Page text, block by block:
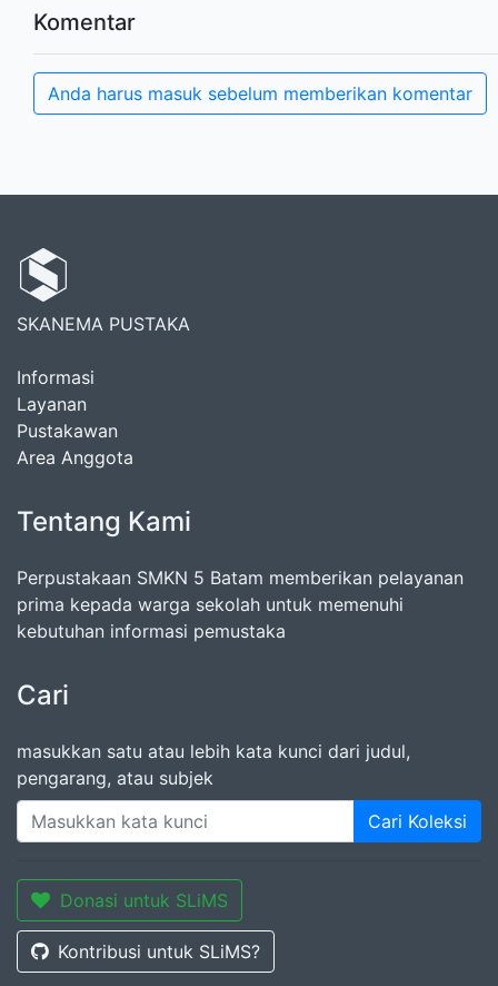
Komentar
Anda harus masuk sebelum memberikan komentar
SKANEMA PUSTAKA
Informasi
Layanan
Pustakawan
Area Anggota
Tentang Kami
Perpustakaan SMKN 5 Batam memberikan pelayanan
prima kepada warga sekolah untuk memenuhi
kebutuhan informasi pemustaka
Cari
masukkan satu atau lebih kata kunci dari judul,
pengarang, atau subjek
Cari Koleksi
Donasi untuk SLiMS
Kontribusi untuk SLiMS?